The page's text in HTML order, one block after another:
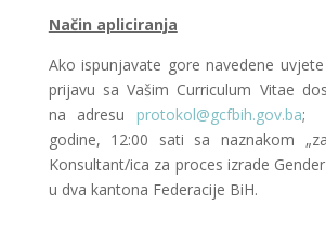
Način apliciranja
Ako ispunjavate gore navedene
prijavu sa Vašim Curriculum Vitae
na adresu protokol@gcfbih.gov.ba;
godine, 12:00 sati sa naznakom
Konsultant/ica za proces izrade
u dva kantona Federacije BiH.